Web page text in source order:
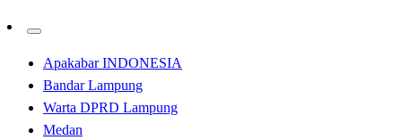
Apakabar INDONESIA
Bandar Lampung
Warta DPRD Lampung
Medan